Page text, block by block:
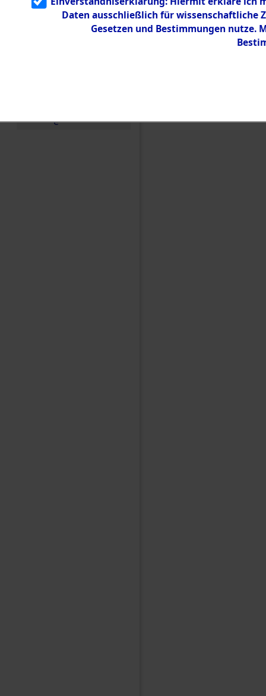
5.3.3
Todesmärsch
e
Daten ausschließlich für wissenschaftliche
Gesetzen und Bestimmungen nutze.